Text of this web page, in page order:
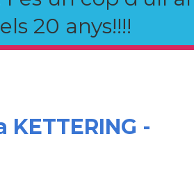
20 anys!!!!
KETTERING -